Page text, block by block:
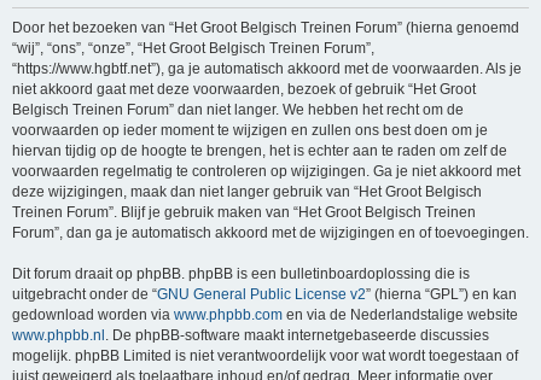
Door het bezoeken van “Het Groot Belgisch Treinen Forum” (hierna genoemd
“wij”, “ons”, “onze”, “Het Groot Belgisch Treinen Forum”,
“https://www.hgbtf.net”), ga je automatisch akkoord met de voorwaarden. Als je
niet akkoord gaat met deze voorwaarden, bezoek of gebruik “Het Groot
Belgisch Treinen Forum” dan niet langer. We hebben het recht om de
voorwaarden op ieder moment te wijzigen en zullen ons best doen om je
hiervan tijdig op de hoogte te brengen, het is echter aan te raden om zelf de
voorwaarden regelmatig te controleren op wijzigingen. Ga je niet akkoord met
deze wijzigingen, maak dan niet langer gebruik van “Het Groot Belgisch
Treinen Forum”. Blijf je gebruik maken van “Het Groot Belgisch Treinen
Forum”, dan ga je automatisch akkoord met de wijzigingen en of toevoegingen.
Dit forum draait op phpBB. phpBB is een bulletinboardoplossing die is
uitgebracht onder de “GNU General Public License v2” (hierna “GPL”) en kan
gedownload worden via www.phpbb.com en via de Nederlandstalige website
www.phpbb.nl . De phpBB-software maakt internetgebaseerde discussies
mogelijk. phpBB Limited is niet verantwoordelijk voor wat wordt toegestaan of
juist geweigerd als toelaatbare inhoud en/of gedrag. Meer informatie over